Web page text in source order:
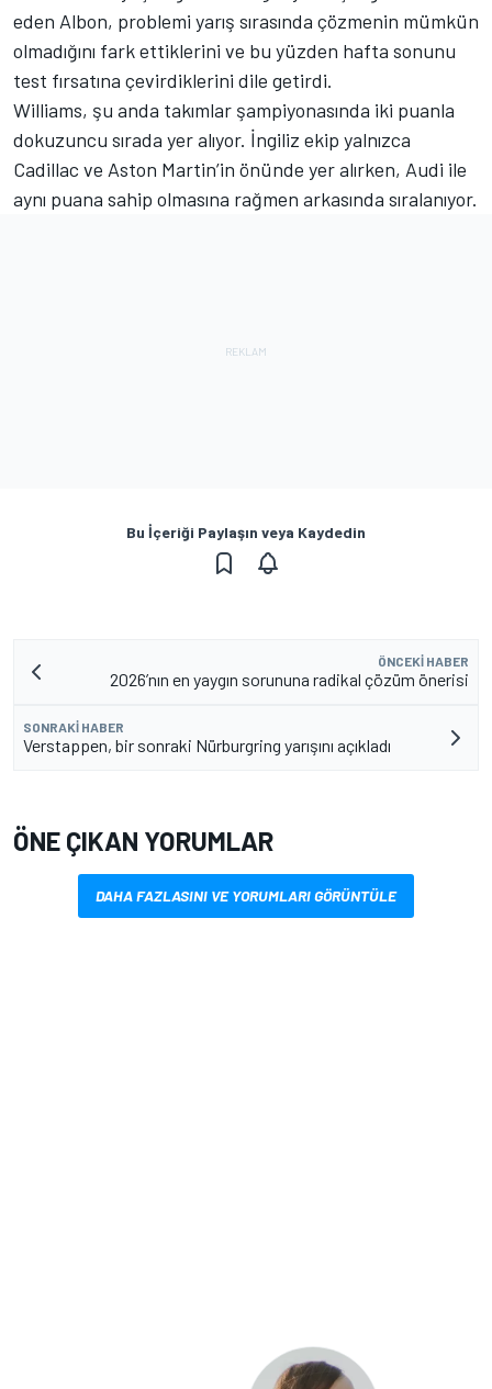
eden Albon, problemi yarış sırasında çözmenin mümkün
olmadığını fark ettiklerini ve bu yüzden hafta sonunu
test fırsatına çevirdiklerini dile getirdi.
Williams, şu anda takımlar şampiyonasında iki puanla
dokuzuncu sırada yer alıyor. İngiliz ekip yalnızca
Cadillac ve Aston Martin’in önünde yer alırken, Audi ile
aynı puana sahip olmasına rağmen arkasında sıralanıyor.
Bu İçeriği Paylaşın veya Kaydedin
ÖNCEKI HABER
2026’nın en yaygın sorununa radikal çözüm önerisi
SONRAKI HABER
Verstappen, bir sonraki Nürburgring yarışını açıkladı
ÖNE ÇIKAN YORUMLAR
DAHA FAZLASINI VE YORUMLARI GÖRÜNTÜLE